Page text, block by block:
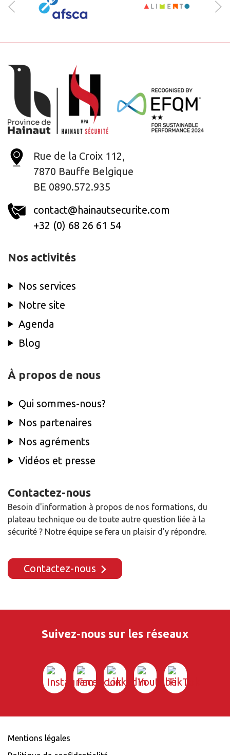
Rue de la Croix 112,
7870 Bauffe Belgique
BE 0890.572.935
contact@hainautsecurite.com
+32 (0) 68 26 61 54
Nos activités
Nos services
Notre site
Agenda
Blog
À propos de nous
Qui sommes-nous?
Nos partenaires
Nos agréments
Vidéos et presse
Contactez-nous
Besoin d'information à propos de nos formations, du
plateau technique ou de toute autre question liée à la
sécurité ? Notre équipe se fera un plaisir d'y répondre.
Contactez-nous
Suivez-nous sur les réseaux
Mentions légales